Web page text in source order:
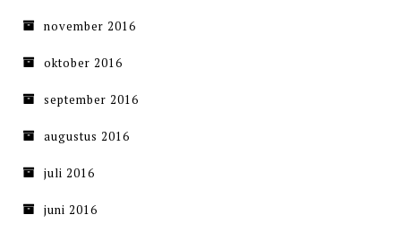
november 2016
oktober 2016
september 2016
augustus 2016
juli 2016
juni 2016